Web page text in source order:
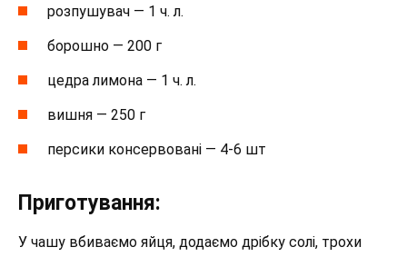
розпушувач — 1 ч. л.
борошно — 200 г
цедра лимона — 1 ч. л.
вишня — 250 г
персики консервовані — 4-6 шт
Приготування:
У чашу вбиваємо яйця, додаємо дрібку солі, трохи